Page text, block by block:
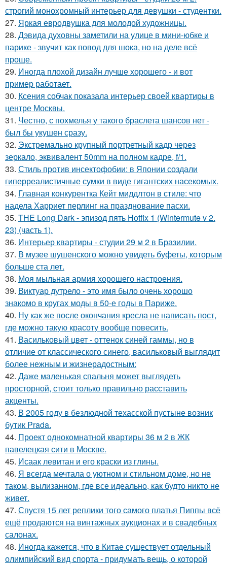
строгий монохромный интерьер для девушки - студентки.
27. Яркая евродвушка для молодой художницы.
28. Дэвида духовны заметили на улице в мини-юбке и
парике - звучит как повод для шока, но на деле всё
проще.
29. Иногда плохой дизайн лучше хорошего - и вот
пример работает.
30. Ксения собчак показала интерьер своей квартиры в
центре Москвы.
31. Честно, с похмелья у такого браслета шансов нет -
был бы укушен сразу.
32. Экстремально крупный портретный кадр через
зеркало, эквивалент 50mm на полном кадре, f/1.
33. Стиль против инсектофобии: в Японии создали
гиперреалистичные сумки в виде гигантских насекомых.
34. Главная конкурентка Кейт миддлтон в стиле: что
надела Харриет перлинг на празднование пасхи.
35. THE Long Dark - эпизод пять Hotfix 1 (Wintermute v 2.
23) (часть 1).
36. Интерьер квартиры - студии 29 м 2 в Бразилии.
37. В музее шушенского можно увидеть буфеты, которым
больше ста лет.
38. Моя мыльная армия хорошего настроения.
39. Виктуар дутрело - это имя было очень хорошо
знакомо в кругах моды в 50-е годы в Париже.
40. Ну как же после окончания кресла не написать пост,
где можно такую красоту вообще повесить.
41. Васильковый цвет - оттенок синей гаммы, но в
отличие от классического синего, васильковый выглядит
более нежным и жизнерадостным:
42. Даже маленькая спальня может выглядеть
просторной, стоит только правильно расставить
акценты.
43. В 2005 году в безлюдной техасской пустыне возник
бутик Prada.
44. Проект однокомнатной квартиры 36 м 2 в ЖК
павелецкая сити в Москве.
45. Исаак левитан и его краски из глины.
46. Я всегда мечтала о уютном и стильном доме, но не
таком, вылизанном, где все идеально, как будто никто не
живет.
47. Спустя 15 лет реплики того самого платья Пиппы всё
ещё продаются на винтажных аукционах и в свадебных
салонах.
48. Иногда кажется, что в Китае существует отдельный
олимпийский вид спорта - придумать вещь, о которой